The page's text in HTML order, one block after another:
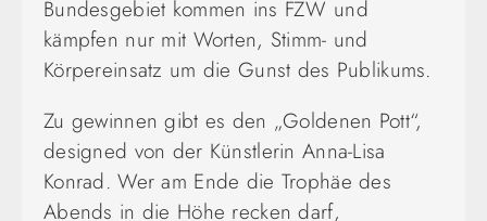
Bundesgebiet kommen ins FZW und
kämpfen nur mit Worten, Stimm- und
Körpereinsatz um die Gunst des Publikums.
Zu gewinnen gibt es den „Goldenen Pott“,
designed von der Künstlerin Anna-Lisa
Konrad. Wer am Ende die Trophäe des
Abends in die Höhe recken darf,